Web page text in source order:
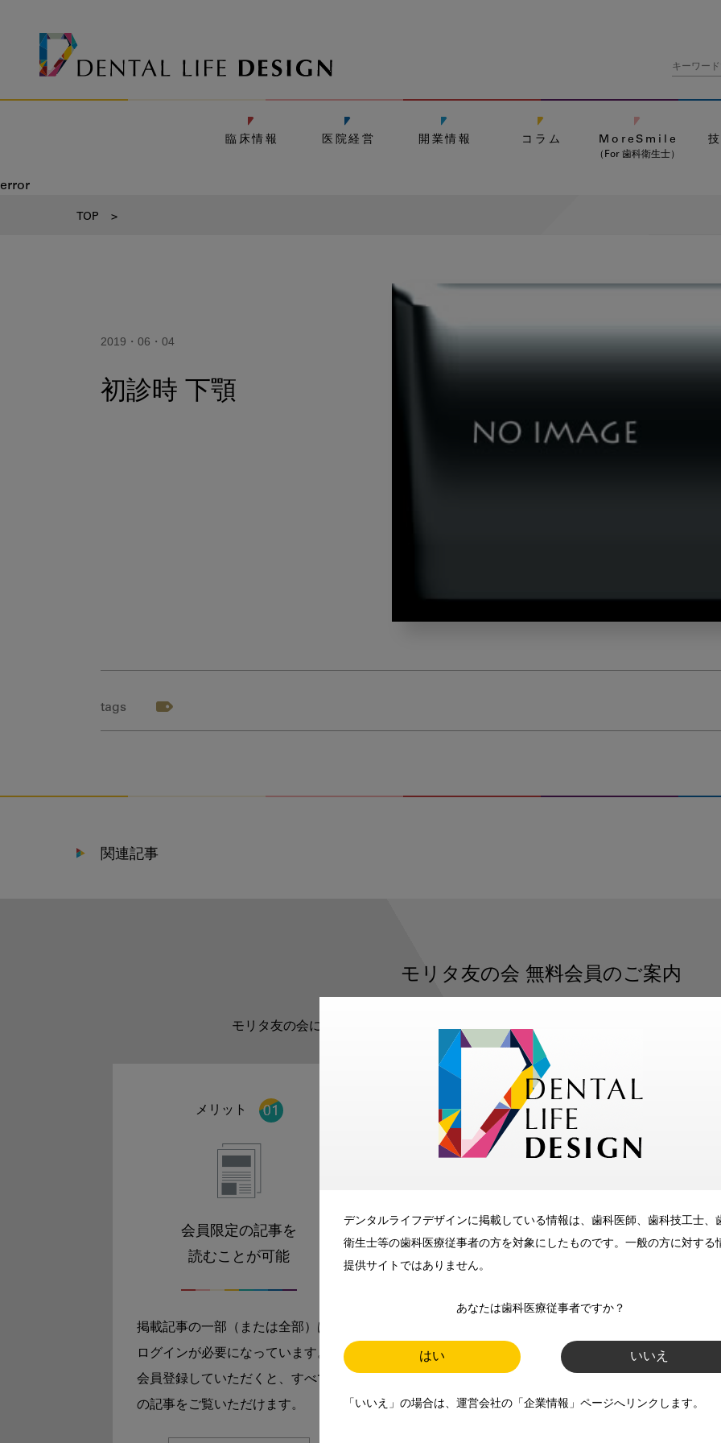
デンタルライフデザインに掲載している情報は、歯科医師、歯科技工士、
衛生士等の歯科医療従事者の方を対象にしたものです。一般の方に対する
提供サイトではありません。
あなたは歯科医療従事者ですか？
はい いいえ
「いいえ」の場合は、運営会社の「企業情報」ページへリンクします。
臨床情報 医院経営 開業情報 コラム MoreSmile
（For 歯科衛生士）
error
TOP >
2019・06・04
初診時 下顎
tags
関連記事
モリタ友の会 無料会員のご案内
モリタ友の会に登録いただくと、デンタルライフデザインをもっと便利にご利用い
メリット
会員限定の記事を
読むことが可能
掲載記事の一部（または全部）は
ログインが必要になっています。
会員登録していただくと、すべて
の記事をご覧いただけます。
メリット
メールマガジンでお届け
師、歯科衛生士、歯科技工士）に
お届けします。